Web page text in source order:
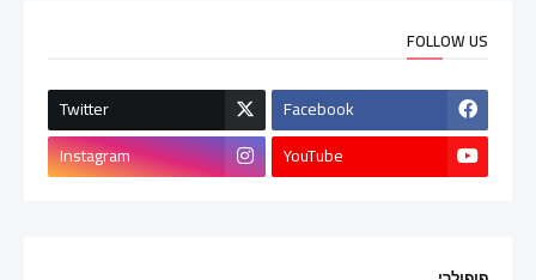
FOLLOW US
Facebook
Twitter
YouTube
Instagram